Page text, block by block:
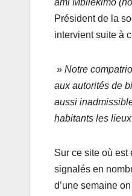
ami Mbilekimo
Président de la
intervient suite à
» Notre
aux autorités de
aussi
habitants les
Sur ce site où
signalés en
d’une semaine